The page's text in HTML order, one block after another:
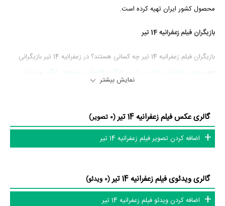
محصول کشور ایران تهیه کرده است.
بازیگران فیلم زعفرانیه 14 تیر
بازیگران فیلم زعفرانیه 14 تیر چه کسانی هستند؟ در زعفرانیه 14 تیر بازیگرانی
مهدی هاشمی نازنین بیاتی هنگامه قاضیانی مسعود رایگان
لیندا
یک اثر کم‌بازیگر و با تعداد شخصیت‌های داستانی کم عنوان کرد.
متوسط سن بازیگران زعفرانیه 14 تیر براساس میزان سنی که از آنها در
نشان می‌دهد بازیگران زعفرانیه 14 تیر عمدتا از میانسالان هستند.
داستان فیلم زعفرانیه 14 تیر
نمایش بیشتر
گالری عکس فیلم زعفرانیه 14 تیر
(0 تصویر)
اضافه کردن تصویر فیلم زعفرانیه 14 تیر
گالری ویدئوی فیلم زعفرانیه 14 تیر
(0 ویدئو)
اضافه کردن ویدئو فیلم زعفرانیه 14 تیر